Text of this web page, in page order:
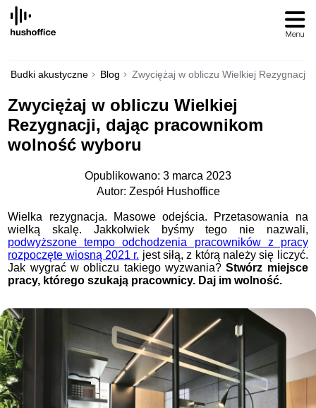
SKIP
CONTENT
Budki akustyczne Blog Zwyciężaj w obliczu Wielkiej
Zwyciężaj w obliczu Wielkiej
Rezygnacji, dając pracownikom
wolność wyboru
Opublikowano: 3 marca 2023
Autor: Zespół Hushoffice
Wielka rezygnacja. Masowe odejścia. Przetasowania na
wielką skalę. Jakkolwiek byśmy tego nie nazwali,
podwyższone tempo odchodzenia pracowników z pracy
rozpoczęte wiosną 2021 r. jest siłą, z którą należy się liczyć.
Jak wygrać w obliczu takiego wyzwania?Stwórz miejsce
pracy, którego szukają pracownicy. Daj im wolność.